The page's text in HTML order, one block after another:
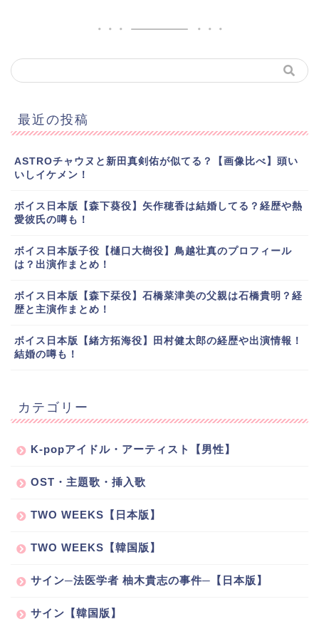
最近の投稿
ASTROチャウヌと新田真剣佑が似てる？【画像比べ】頭い
いしイケメン！
ボイス日本版【森下葵役】矢作穂香は結婚してる？経歴や熱
愛彼氏の噂も！
ボイス日本版子役【樋口大樹役】鳥越壮真のプロフィール
は？出演作まとめ！
ボイス日本版【森下栞役】石橋菜津美の父親は石橋貴明？経
歴と主演作まとめ！
ボイス日本版【緒方拓海役】田村健太郎の経歴や出演情報！
結婚の噂も！
カテゴリー
K-popアイドル・アーティスト【男性】
OST・主題歌・挿入歌
TWO WEEKS【日本版】
TWO WEEKS【韓国版】
サイン─法医学者 柚木貴志の事件─【日本版】
サイン【韓国版】